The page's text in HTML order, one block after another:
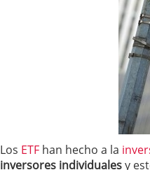
28, 2026
ETF activos: el
inversor
ETF de
marcaron
ETF o fondo
(depende de ti)
Enero de 2026
febrero 8, 2026
Los ETF han hecho a la
inversores individualesy